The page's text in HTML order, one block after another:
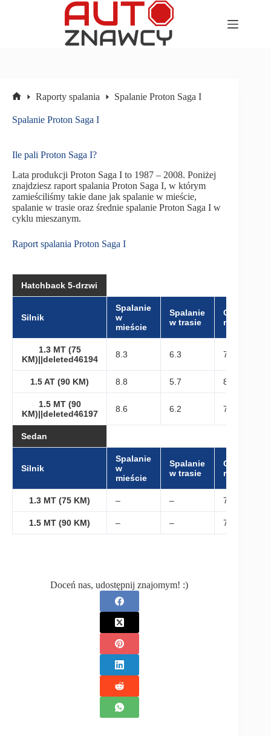
główna
Raporty spalania Spalanie Proton Saga I
Spalanie Proton Saga I
Ile pali Proton Saga I?
Lata produkcji Proton Saga I to 1987 – 2008. Poniżej
znajdziesz raport spalania Proton Saga I, w którym
zamieściliśmy takie dane jak spalanie w mieście,
spalanie w trasie oraz średnie spalanie Proton Saga I w
cyklu mieszanym.
Raport spalania Proton Saga I
Hatchback 5-drzwi
Silnik
Spalanie
w
mieście
Spalanie
w trasie
Cykl
mieszany
1.3 MT (75
KM)||deleted46194
8.3 6.3 7.4
1.5 AT (90 KM) 8.8 5.7 8.4
1.5 MT (90
KM)||deleted46197
8.6 6.2 7.2
Sedan
Silnik
Spalanie
w
mieście
Spalanie
w trasie
Cykl
mieszany
1.3 MT (75 KM) – – 7.3
1.5 MT (90 KM) – – 7.3
Doceń nas, udostępnij znajomym! :)